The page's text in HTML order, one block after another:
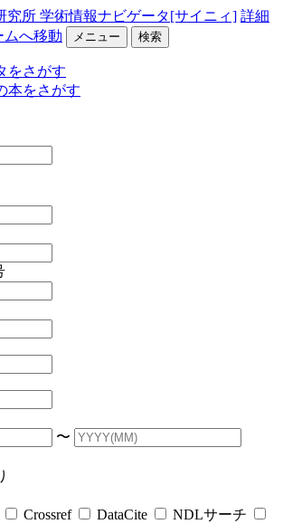
究所 学術情報ナビゲータ[サイニィ] 詳細
ムへ移動 メニュー 検索
をさがす
本をさがす
〜
Crossref DataCite
NDLサーチ